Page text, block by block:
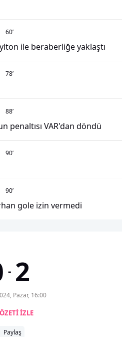
60’
ile beraberliğe yaklaştı
78’
88’
penaltısı VAR'dan döndü
90’
90’
gole izin vermedi
- 2
Pazar, 16:00
ÖZETİ İZLE
Paylaş